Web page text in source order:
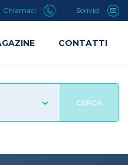
CERCA
Chiamaci Scrivici
CONTATTI